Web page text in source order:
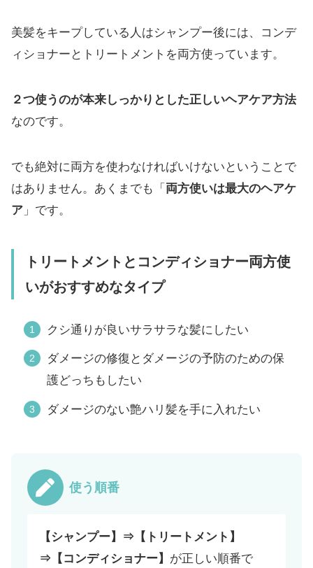
美髪をキープしている人はシャンプー後には、コンデ
ィショナーとトリートメントを両方使っています。
２つ使うのが本来しっかりとした正しいヘアケア方法
なのです。
でも絶対に両方を使わなければいけないということで
はありません。あくまでも「 両方使いは最大のヘアケ
ア 」です。
トリートメントとコンディショナー両方使
いがおすすめなタイプ
クシ通りが良いサラサラな髪にしたい
ダメージの修復とダメージの予防のための保
護どっちもしたい
ダメージのない艶ハリ髪を手に入れたい
使う順番
【シャンプー】⇒【トリートメント】
⇒【コンディショナー】 が正しい順番で